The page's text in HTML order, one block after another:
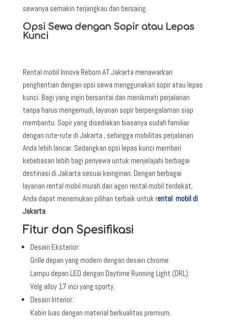
sewanya semakin terjangkau dan bersaing.
Opsi Sewa dengan Sopir atau Lepas
Kunci
Rental mobil Innova Reborn ATJakarta menawarkan
penghentian dengan opsi sewa menggunakan sopir atau lepas
kunci. Bagi yang ingin bersantai dan menikmati perjalanan
tanpa harus mengemudi, layanan sopir berpengalaman siap
membantu. Sopir yang disediakan biasanya sudah familiar
dengan rute-rute di Jakarta , sehingga mobilitas perjalanan
Anda lebih lancar. Sedangkan opsi lepas kunci memberi
kebebasan lebih bagi penyewa untuk menjelajahi berbagai
destinasi di Jakarta sesuai keinginan. Dengan berbagai
layanan rental mobil murah dan agen rental mobil terdekat,
Anda dapat menemukan pilihan terbaik untuk rental mobil di
Jakarta.
Fitur dan Spesifikasi
Desain Eksterior:
Grille depan yang modern dengan desain chrome.
Lampu depan LED dengan Daytime Running Light (DRL).
Velg alloy 17 inci yang sporty.
Desain Interior:
Kabin luas dengan material berkualitas premium.